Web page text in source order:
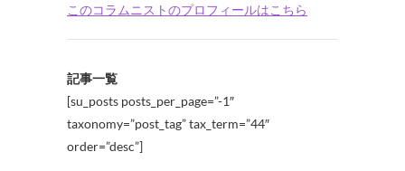
このコラムニストのプロフィールはこちら
記事一覧
[su_posts posts_per_page=”-1″
taxonomy=”post_tag” tax_term=”44″
order=”desc”]